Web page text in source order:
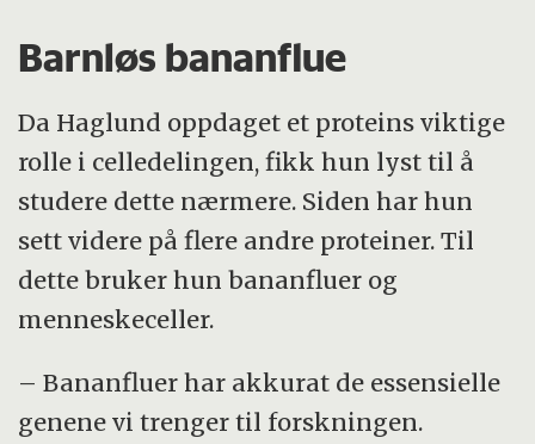
Barnløs bananflue
Da Haglund oppdaget et proteins viktige
rolle i celledelingen, fikk hun lyst til å
studere dette nærmere. Siden har hun
sett videre på flere andre proteiner. Til
dette bruker hun bananfluer og
menneskeceller.
– Bananfluer har akkurat de essensielle
genene vi trenger til forskningen.